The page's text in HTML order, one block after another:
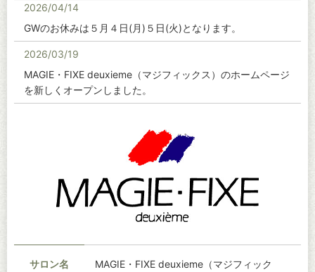
2026/04/14
GWのお休みは５月４日(月)５日(火)となります。
2026/03/19
MAGIE・FIXE deuxieme（マジフィックス）のホームページ
を新しくオープンしました。
サロン名
MAGIE・FIXE deuxieme（マジフィック